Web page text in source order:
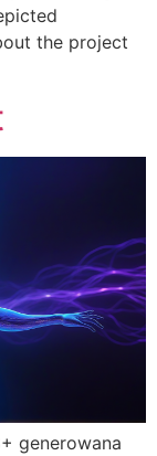
the project
generowana